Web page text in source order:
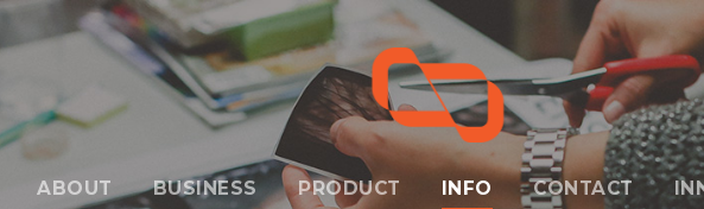
ABOUT BUSINESS PRODUCT INFO CONTACT